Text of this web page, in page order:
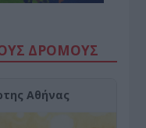
ΔΡΌΜΟΥΣ
Αθήνας